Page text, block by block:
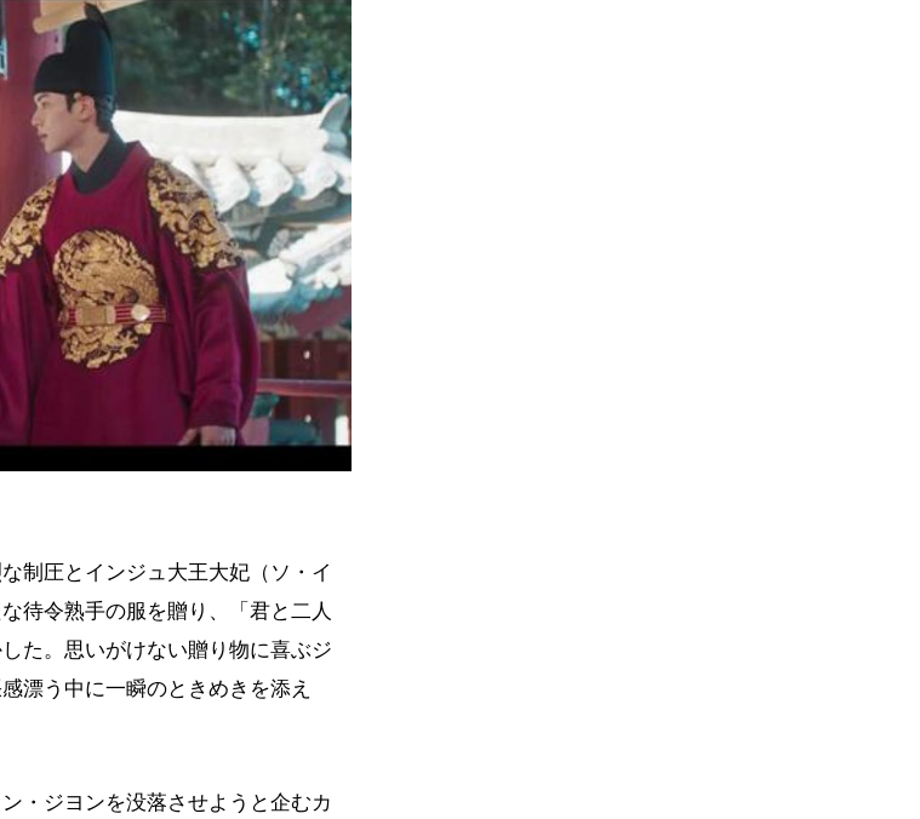
制圧とインジュ大王大妃（ソ・イ
待令熟手の服を贈り、「君と二人
た。思いがけない贈り物に喜ぶジ
漂う中に一瞬のときめきを添え
・ジヨンを没落させようと企むカ